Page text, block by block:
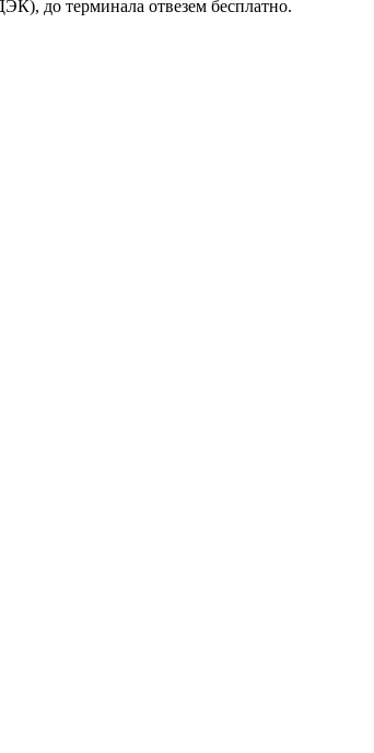
до терминала отвезем бесплатно.